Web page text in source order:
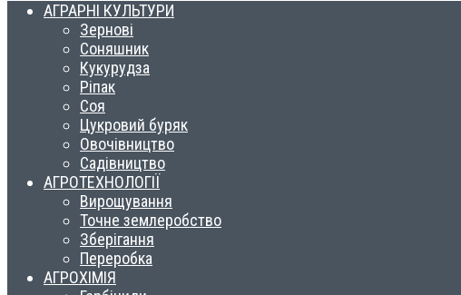
АГРАРНІ КУЛЬТУРИ
Зернові
Соняшник
Кукурудза
Ріпак
Соя
Цукровий буряк
Овочівництво
Садівництво
АГРОТЕХНОЛОГІЇ
Вирощування
Точне землеробство
Зберігання
Переробка
АГРОХІМІЯ